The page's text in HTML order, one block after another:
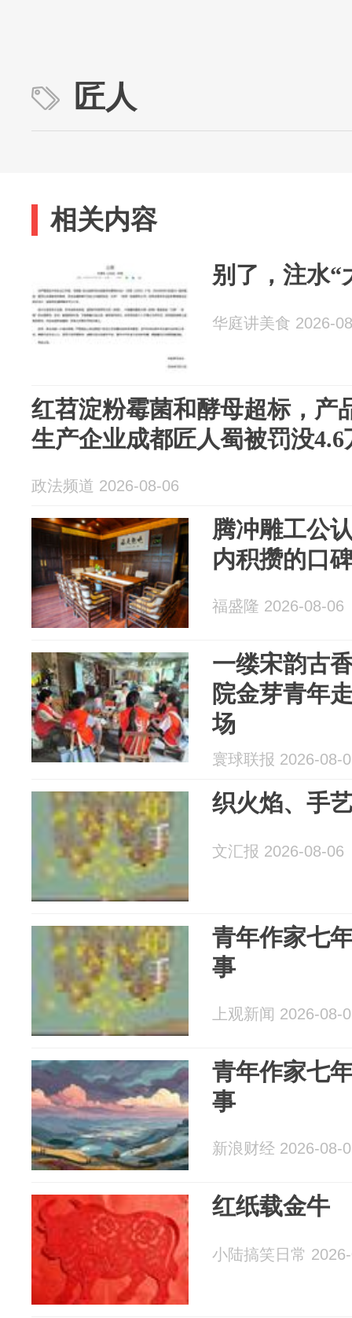
匠人
相关内容
别了，注水“
华庭讲美食 2026-
红苕淀粉霉菌和酵母超标，产
生产企业成都匠人蜀被罚没4.6
政法频道 2026-08-06
腾冲雕工公
内积攒的口
福盛隆 2026-08-06
一缕宋韵古
院金芽青年
场
寰球联报 2026-08-
织火焰、手
文汇报 2026-08-06
青年作家七
事
上观新闻 2026-08-
青年作家七
事
新浪财经 2026-08-
红纸载金牛
小陆搞笑日常